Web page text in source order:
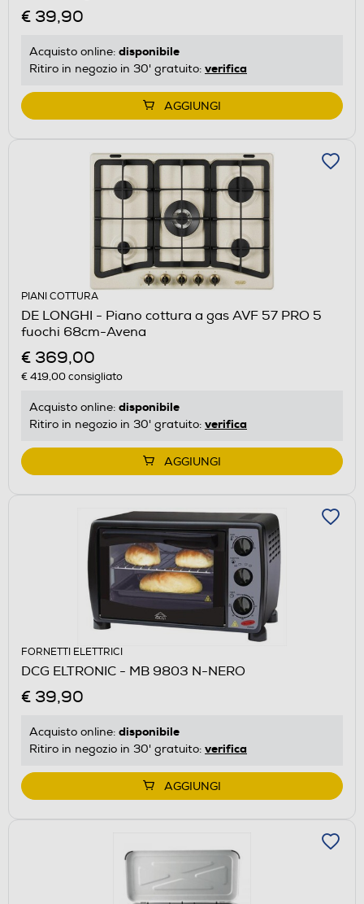
€ 39,90
Acquisto online: disponibile
Ritiro in negozio in 30' gratuito: verifica
AGGIUNGI
PIANI COTTURA
DE LONGHI - Piano cottura a gas AVF 57 PRO 5
fuochi 68cm-Avena
€ 369,00
€ 419,00consigliato
Acquisto online: disponibile
Ritiro in negozio in 30' gratuito: verifica
AGGIUNGI
FORNETTI ELETTRICI
DCG ELTRONIC - MB 9803 N-NERO
€ 39,90
Acquisto online: disponibile
Ritiro in negozio in 30' gratuito: verifica
AGGIUNGI